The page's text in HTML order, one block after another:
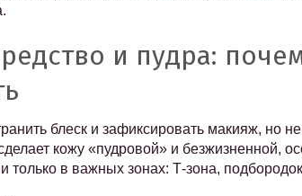
и пудра:
блеск и зафиксировать макияж, но
кожу «пудровой» и безжизненной,
только в важных зонах: Т-зона,